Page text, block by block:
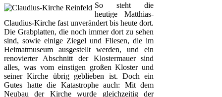
So steht die
heutige Matthias-
Claudius-Kirche fast unverändert bis heute dort.
Die Grabplatten, die noch immer dort zu sehen
sind, sowie einige Zie­gel und Fliesen, die im
Heimatmuseum ausge­stellt werden, und ein
renovier­ter Abschnitt der Klostermauer sind
alles, was vom einstigen großen Kloster und
seiner Kirche übrig geblieben ist. Doch ein
Gutes hatte die Kata­strophe auch: Mit dem
Neubau der Kirche wurde gleichzeitig der